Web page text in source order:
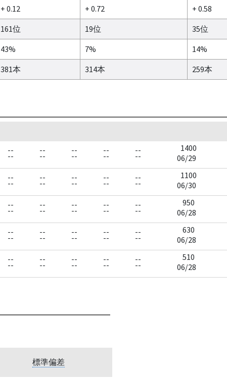
+ 0.12 + 0.72 + 0.58
161位 19位 35位
43% 7% 14%
381本 314本 259本
--
--
--
--
--
--
--
--
--
--
1400
06/29
--
--
--
--
--
--
--
--
--
--
1100
06/30
--
--
--
--
--
--
--
--
--
--
950
06/28
--
--
--
--
--
--
--
--
--
--
630
06/28
--
--
--
--
--
--
--
--
--
--
510
06/28
標準偏差